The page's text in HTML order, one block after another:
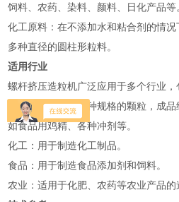
饲料、农药、染料、颜料、日化产品等‌
化工原料‌：在不添加水和粘合剂的情
多种直径的圆柱形粒料‌。
适用行业
螺杆挤压造粒机广泛应用于多个行业，
医药‌：用于制造各种规格的颗粒，成
如食品用鸡精、各种冲剂等‌。
‌化工‌：用于制造化工制品‌。
‌食品‌：用于制造食品添加剂和饲料‌。
农业‌：适用于化肥、农药等农业产品的